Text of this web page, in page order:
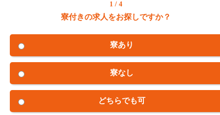
1 / 4
寮付きの求人をお探しですか？
寮あり
寮なし
どちらでも可